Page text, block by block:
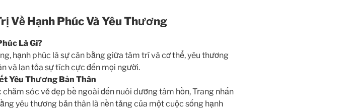
Về Hạnh Phúc Và Yêu Thương
Là Gì?
hạnh phúc là sự cân bằng giữa tâm trí và cơ thể, yêu thương
và lan tỏa sự tích cực đến mọi người.
Yêu Thương Bản Thân
chăm sóc vẻ đẹp bề ngoài đến nuôi dưỡng tâm hồn, Trang nhấn
yêu thương bản thân là nền tảng của một cuộc sống hạnh